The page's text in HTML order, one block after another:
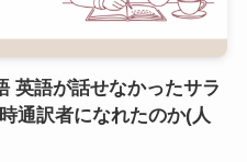
英語が話せなかったサラ
通訳者になれたのか(人